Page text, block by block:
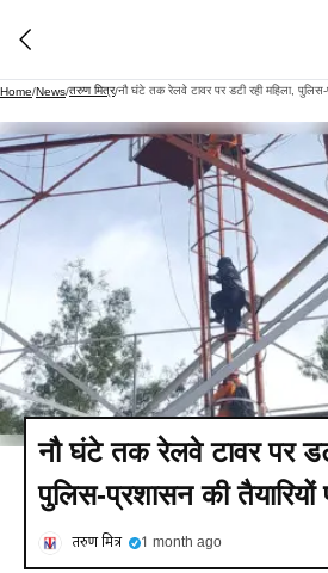
Home/News/तरुण मित्र/नौ घंटे तक रेलवे टावर पर डटी रही महिला,
नौ घंटे तक रेलवे टावर पर
पुलिस-प्रशासन की
तरुण मित्र 1 month ago